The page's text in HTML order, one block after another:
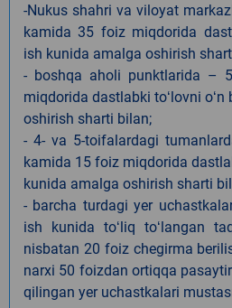
-Nukus shahri va viloyat
kamida 35 foiz miqdorida
ish kunida amalga oshirish
- boshqa aholi punktlarida –
miqdorida dastlabki toʻlovni
oshirish sharti bilan;
- 4- va 5-toifalardagi
kamida 15 foiz miqdorida
kunida amalga oshirish sharti
- barcha turdagi yer
ish kunida toʻliq toʻlangan
nisbatan 20 foiz chegirma
narxi 50 foizdan ortiqqa
qilingan yer uchastkalari